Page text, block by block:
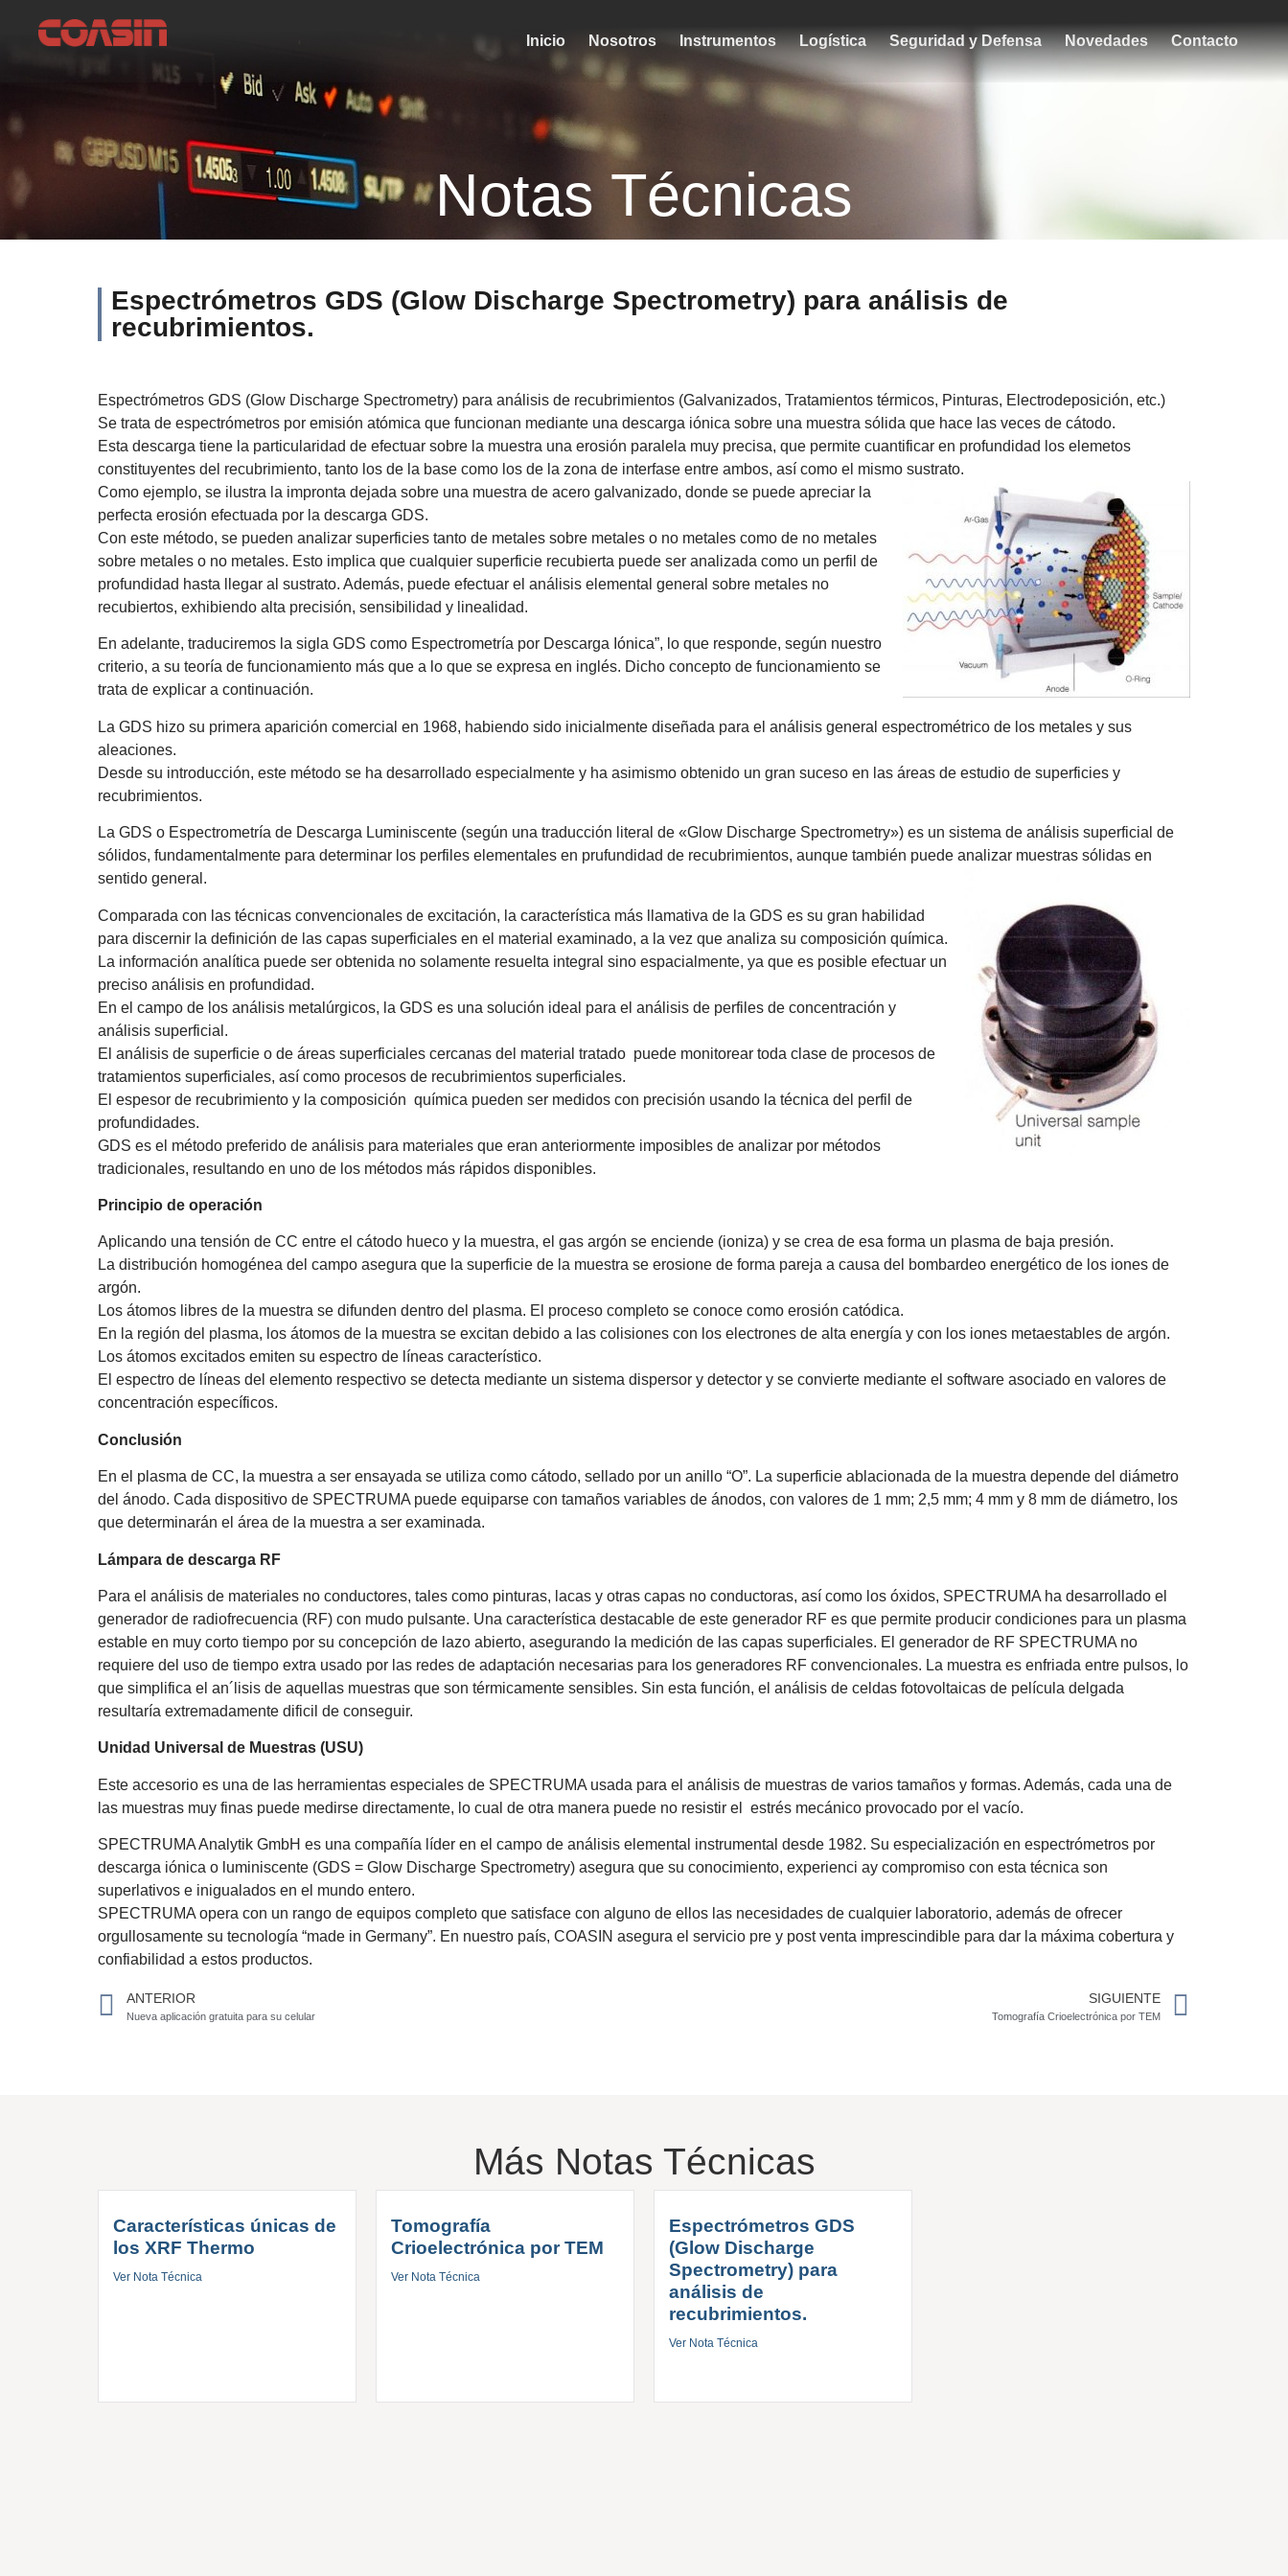
Inicio Nosotros Instrumentos Logística Seguridad y Defensa Novedades Contacto
Notas Técnicas
Espectrómetros GDS (Glow Discharge Spectrometry) para análisis de
recubrimientos.
Espectrómetros GDS (Glow Discharge Spectrometry) para análisis de recubrimientos (Galvanizados, Tratamientos térmicos, Pinturas, Electrodeposición, etc.)
Se trata de espectrómetros por emisión atómica que funcionan mediante una descarga iónica sobre una muestra sólida que hace las veces de cátodo.
Esta descarga tiene la particularidad de efectuar sobre la muestra una erosión paralela muy precisa, que permite cuantificar en profundidad los elemetos
constituyentes del recubrimiento, tanto los de la base como los de la zona de interfase entre ambos, así como el mismo sustrato.
Como ejemplo, se ilustra la impronta dejada sobre una muestra de acero galvanizado, donde se puede apreciar la
perfecta erosión efectuada por la descarga GDS.
Con este método, se pueden analizar superficies tanto de metales sobre metales o no metales como de no metales
sobre metales o no metales. Esto implica que cualquier superficie recubierta puede ser analizada como un perfil de
profundidad hasta llegar al sustrato. Además, puede efectuar el análisis elemental general sobre metales no
recubiertos, exhibiendo alta precisión, sensibilidad y linealidad.
En adelante, traduciremos la sigla GDS como Espectrometría por Descarga Iónica”, lo que responde, según nuestro
criterio, a su teoría de funcionamiento más que a lo que se expresa en inglés. Dicho concepto de funcionamiento se
trata de explicar a continuación.
La GDS hizo su primera aparición comercial en 1968, habiendo sido inicialmente diseñada para el análisis general espectrométrico de los metales y sus
aleaciones.
Desde su introducción, este método se ha desarrollado especialmente y ha asimismo obtenido un gran suceso en las áreas de estudio de superficies y
recubrimientos.
La GDS o Espectrometría de Descarga Luminiscente (según una traducción literal de «Glow Discharge Spectrometry») es un sistema de análisis superficial de
sólidos, fundamentalmente para determinar los perfiles elementales en prufundidad de recubrimientos, aunque también puede analizar muestras sólidas en
sentido general.
Comparada con las técnicas convencionales de excitación, la característica más llamativa de la GDS es su gran habilidad
para discernir la definición de las capas superficiales en el material examinado, a la vez que analiza su composición química.
La información analítica puede ser obtenida no solamente resuelta integral sino espacialmente, ya que es posible efectuar un
preciso análisis en profundidad.
En el campo de los análisis metalúrgicos, la GDS es una solución ideal para el análisis de perfiles de concentración y
análisis superficial.
El análisis de superficie o de áreas superficiales cercanas del material tratado puede monitorear toda clase de procesos de
tratamientos superficiales, así como procesos de recubrimientos superficiales.
El espesor de recubrimiento y la composición química pueden ser medidos con precisión usando la técnica del perfil de
profundidades.
GDS es el método preferido de análisis para materiales que eran anteriormente imposibles de analizar por métodos
tradicionales, resultando en uno de los métodos más rápidos disponibles.
Principio de operación
Aplicando una tensión de CC entre el cátodo hueco y la muestra, el gas argón se enciende (ioniza) y se crea de esa forma un plasma de baja presión.
La distribución homogénea del campo asegura que la superficie de la muestra se erosione de forma pareja a causa del bombardeo energético de los iones de
argón.
Los átomos libres de la muestra se difunden dentro del plasma. El proceso completo se conoce como erosión catódica.
En la región del plasma, los átomos de la muestra se excitan debido a las colisiones con los electrones de alta energía y con los iones metaestables de argón.
Los átomos excitados emiten su espectro de líneas característico.
El espectro de líneas del elemento respectivo se detecta mediante un sistema dispersor y detector y se convierte mediante el software asociado en valores de
concentración específicos.
Conclusión
En el plasma de CC, la muestra a ser ensayada se utiliza como cátodo, sellado por un anillo “O”. La superficie ablacionada de la muestra depende del diámetro
del ánodo. Cada dispositivo de SPECTRUMA puede equiparse con tamaños variables de ánodos, con valores de 1 mm; 2,5 mm; 4 mm y 8 mm de diámetro, los
que determinarán el área de la muestra a ser examinada.
Lámpara de descarga RF
Para el análisis de materiales no conductores, tales como pinturas, lacas y otras capas no conductoras, así como los óxidos, SPECTRUMA ha desarrollado el
generador de radiofrecuencia (RF) con mudo pulsante. Una característica destacable de este generador RF es que permite producir condiciones para un plasma
estable en muy corto tiempo por su concepción de lazo abierto, asegurando la medición de las capas superficiales. El generador de RF SPECTRUMA no
requiere del uso de tiempo extra usado por las redes de adaptación necesarias para los generadores RF convencionales. La muestra es enfriada entre pulsos, lo
que simplifica el an´lisis de aquellas muestras que son térmicamente sensibles. Sin esta función, el análisis de celdas fotovoltaicas de película delgada
resultaría extremadamente dificil de conseguir.
Unidad Universal de Muestras (USU)
Este accesorio es una de las herramientas especiales de SPECTRUMA usada para el análisis de muestras de varios tamaños y formas. Además, cada una de
las muestras muy finas puede medirse directamente, lo cual de otra manera puede no resistir el estrés mecánico provocado por el vacío.
SPECTRUMA Analytik GmbH es una compañía líder en el campo de análisis elemental instrumental desde 1982. Su especialización en espectrómetros por
descarga iónica o luminiscente (GDS = Glow Discharge Spectrometry) asegura que su conocimiento, experienci ay compromiso con esta técnica son
superlativos e inigualados en el mundo entero.
SPECTRUMA opera con un rango de equipos completo que satisface con alguno de ellos las necesidades de cualquier laboratorio, además de ofrecer
orgullosamente su tecnología “made in Germany”. En nuestro país, COASIN asegura el servicio pre y post venta imprescindible para dar la máxima cobertura y
confiabilidad a estos productos.
ANTERIOR
Nueva aplicación gratuita para su celular
SIGUIENTE
Tomografía Crioelectrónica por TEM
Más Notas Técnicas
Características únicas de
los XRF Thermo
Ver Nota Técnica
Tomografía
Crioelectrónica por TEM
Ver Nota Técnica
Espectrómetros GDS
(Glow Discharge
Spectrometry) para
análisis de
recubrimientos.
Ver Nota Técnica